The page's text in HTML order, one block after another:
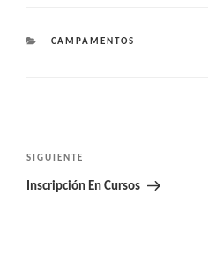
CATEGORÍAS
CAMPAMENTOS
de
entradas
Siguiente
entrada
SIGUIENTE
Inscripción En Cursos